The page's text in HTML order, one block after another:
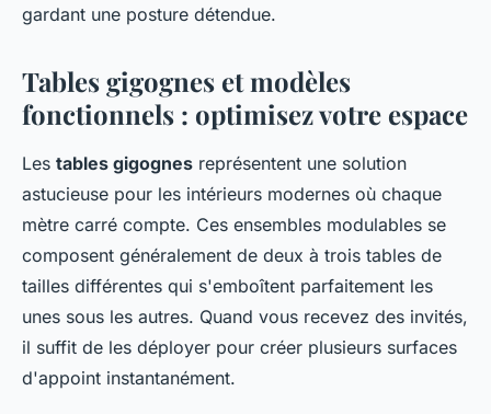
gardant une posture détendue.
Tables gigognes et modèles
fonctionnels : optimisez votre espace
Les tables gigognes représentent une solution
astucieuse pour les intérieurs modernes où chaque
mètre carré compte. Ces ensembles modulables se
composent généralement de deux à trois tables de
tailles différentes qui s'emboîtent parfaitement les
unes sous les autres. Quand vous recevez des invités,
il suffit de les déployer pour créer plusieurs surfaces
d'appoint instantanément.